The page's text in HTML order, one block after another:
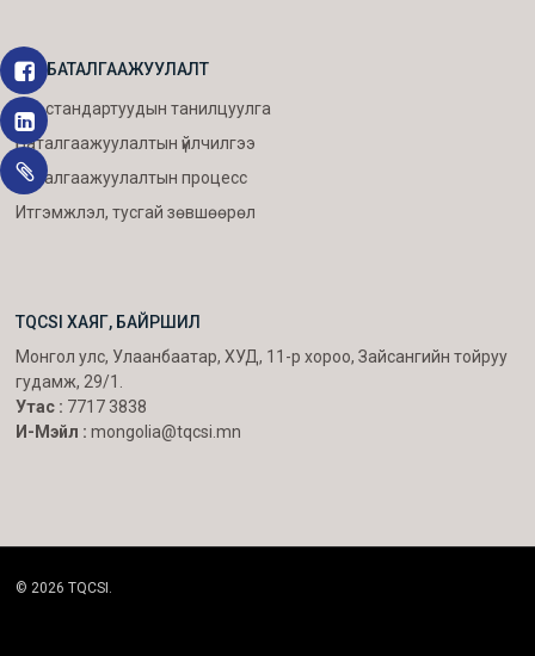
ISO БАТАЛГААЖУУЛАЛТ
ISO стандартуудын танилцуулга
Баталгаажуулалтын үйлчилгээ
Баталгаажуулалтын процесс
Итгэмжлэл, тусгай зөвшөөрөл
TQCSI ХАЯГ, БАЙРШИЛ
Монгол улс, Улаанбаатар, ХУД, 11-р хороо, Зайсангийн тойруу
гудамж, 29/1.
Утас : 7717 3838
И-Мэйл : mongolia@tqcsi.mn
© 2026 TQCSI.